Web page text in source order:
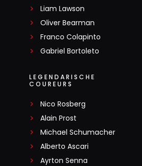
Liam Lawson
Oliver Bearman
Franco Colapinto
Gabriel Bortoleto
LEGENDARISCHE
COUREURS
Nico Rosberg
Alain Prost
Michael Schumacher
Alberto Ascari
Ayrton Senna